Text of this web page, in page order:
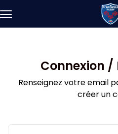
Connexion
Renseignez votre email
créer un